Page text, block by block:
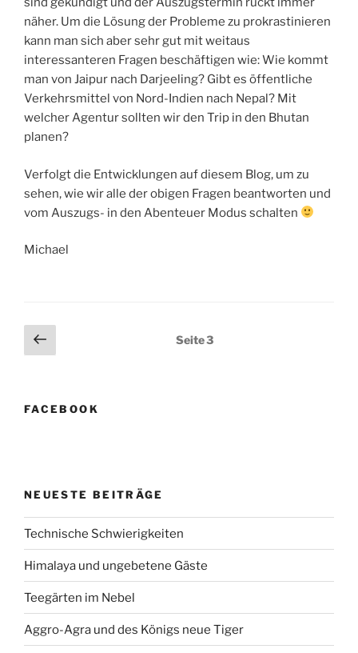
näher. Um die Lösung der Probleme zu prokrastinieren
kann man sich aber sehr gut mit weitaus
interessanteren Fragen beschäftigen wie: Wie kommt
man von Jaipur nach Darjeeling? Gibt es öffentliche
Verkehrsmittel von Nord-Indien nach Nepal? Mit
welcher Agentur sollten wir den Trip in den Bhutan
planen?
Verfolgt die Entwicklungen auf diesem Blog, um zu
sehen, wie wir alle der obigen Fragen beantworten und
vom Auszugs- in den Abenteuer Modus schalten
Michael
Seitennummerierung
der
Vorherige
Seite
Seite3
FACEBOOK
NEUESTE BEITRÄGE
Technische Schwierigkeiten
Himalaya und ungebetene Gäste
Teegärten im Nebel
Aggro-Agra und des Königs neue Tiger